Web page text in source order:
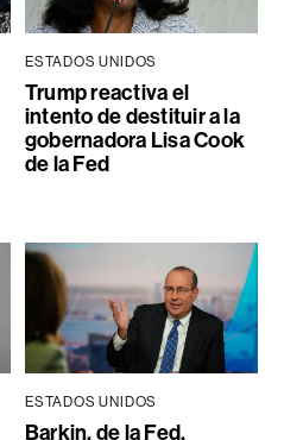
ESTADOS UNIDOS
Trump reactiva el
intento de destituir a la
gobernadora Lisa Cook
de la Fed
ESTADOS UNIDOS
Barkin, de la Fed,